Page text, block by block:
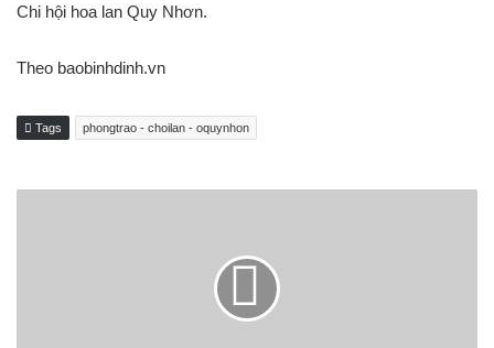
Chi hội hoa lan Quy Nhơn.
Theo baobinhdinh.vn
Tags phongtrao - choilan - oquynhon